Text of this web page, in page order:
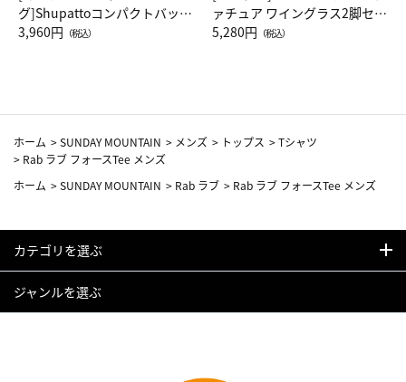
グ]Shupattoコンパクトバッグ
Drop JAL客室乗務員（LC）ス
3,960円 （税込）
ァチュア ワイングラス2脚セッ
ト（レッドワイン）
5,280円 （税込）
ホーム >SUNDAY MOUNTAIN > メンズ > トップス >Tシャツ
> Rab ラブ フォースTee メンズ
ホーム >SUNDAY MOUNTAIN > Rab ラブ > Rab ラブ フォースTee メンズ
カテゴリを選ぶ
ジャンルを選ぶ